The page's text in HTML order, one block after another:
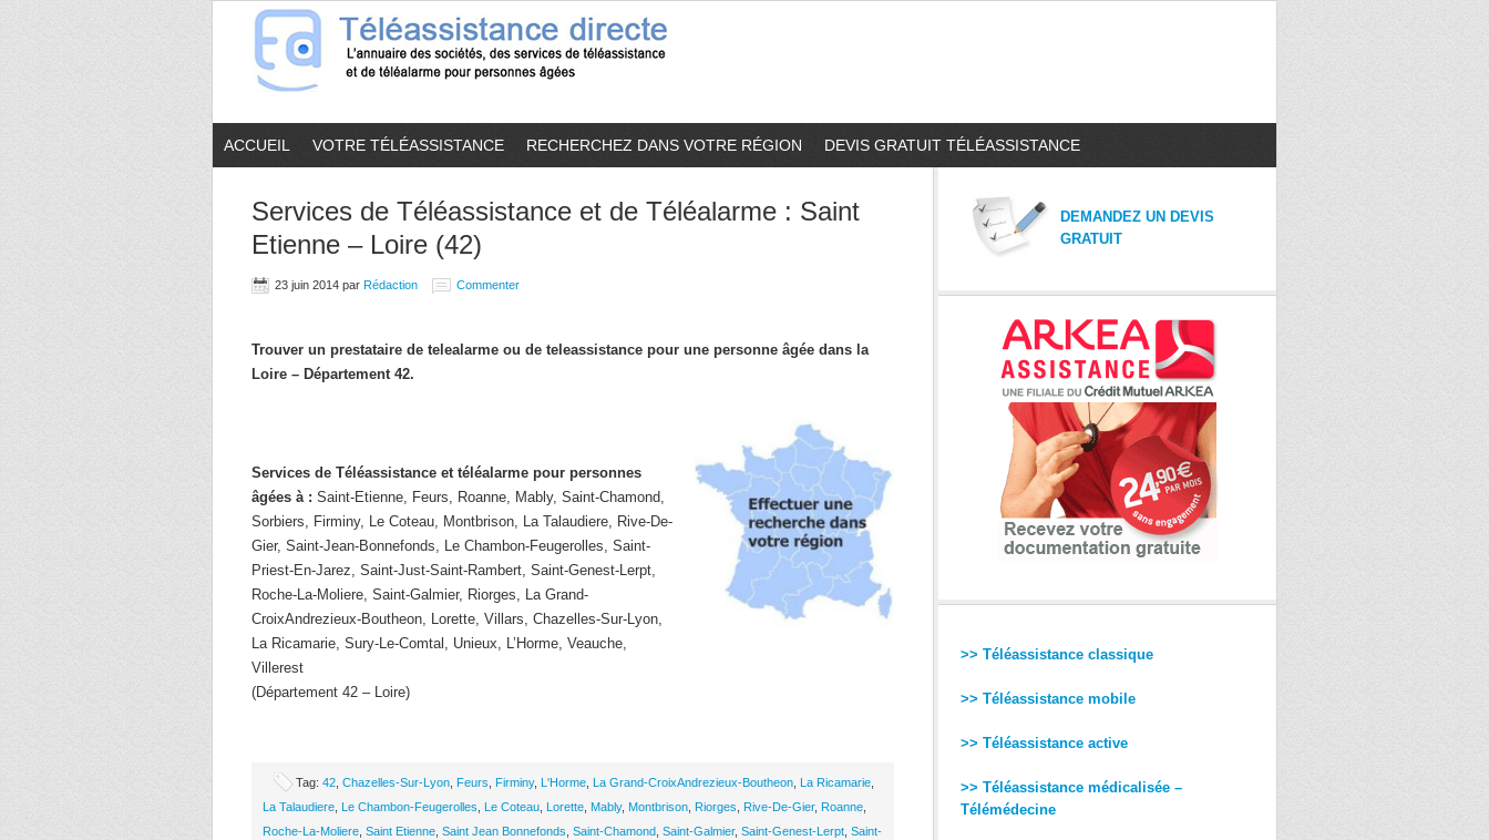
ACCUEIL VOTRE TÉLÉASSISTANCE RECHERCHEZ DANS VOTRE RÉGION DEVIS GRATUIT TÉLÉASSISTANCE
Services de Téléassistance et de Téléalarme : Saint
Etienne – Loire (42)
23 juin 2014 par Rédaction Commenter
Trouver un prestataire de telealarme ou de teleassistance pour une personne âgée dans la
Loire – Département 42.
Services de Téléassistance et téléalarme pour personnes
âgées à : Saint-Etienne, Feurs, Roanne, Mably, Saint-Chamond,
Sorbiers, Firminy, Le Coteau, Montbrison, La Talaudiere, Rive-De-
Gier, Saint-Jean-Bonnefonds, Le Chambon-Feugerolles, Saint-
Priest-En-Jarez, Saint-Just-Saint-Rambert, Saint-Genest-Lerpt,
Roche-La-Moliere, Saint-Galmier, Riorges, La Grand-
CroixAndrezieux-Boutheon, Lorette, Villars, Chazelles-Sur-Lyon,
La Ricamarie, Sury-Le-Comtal, Unieux, L’Horme, Veauche,
Villerest
(Département 42 – Loire)
Tag: 42 Chazelles-Sur-Lyon Feurs Firminy, L'Horme La Grand-CroixAndrezieux-Boutheon La Ricamarie
La Talaudiere Le Chambon-Feugerolles Le Coteau Lorette Mably, Montbrison Riorges Rive-De-Gier, Roanne
Roche-La-Moliere Saint Etienne Saint Jean Bonnefonds Saint-Chamond Saint-Galmier, Saint-Genest-Lerpt Saint-
DEMANDEZ UN DEVIS
GRATUIT
>> Téléassistance classique
>> Téléassistance mobile
>> Téléassistance active
>> Téléassistance médicalisée –
Télémédecine